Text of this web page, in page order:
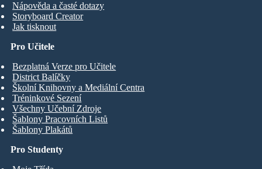
Nápověda a časté dotazy
Storyboard Creator
Jak tisknout
Pro Studenty
Pro Učitele
Bezplatná Verze pro Učitele
District Balíčky
Školní Knihovny a Mediální Centra
Tréninkové Sezení
Všechny Učební Zdroje
Šablony Pracovních Listů
Šablony Plakátů